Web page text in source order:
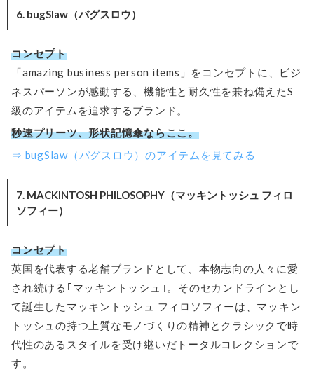
6. bugSlaw（バグスロウ）
コンセプト
「amazing business person items」をコンセプトに、ビジ
ネスパーソンが感動する、機能性と耐久性を兼ね備えたS
級のアイテムを追求するブランド。
秒速プリーツ、形状記憶傘ならここ。
⇒ bugSlaw（バグスロウ）のアイテムを見てみる
7. MACKINTOSH PHILOSOPHY（マッキントッシュ フィロ
ソフィー）
コンセプト
英国を代表する老舗ブランドとして、本物志向の人々に愛
され続ける｢マッキントッシュ｣。そのセカンドラインとし
て誕生したマッキントッシュ フィロソフィーは、マッキン
トッシュの持つ上質なモノづくりの精神とクラシックで時
代性のあるスタイルを受け継いだトータルコレクションで
す。